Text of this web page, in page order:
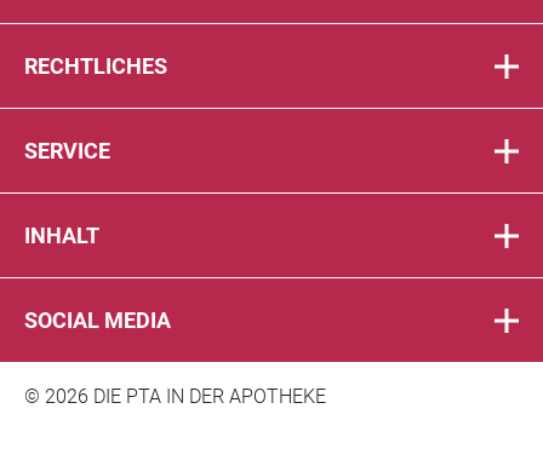
RECHTLICHES
SERVICE
INHALT
SOCIAL MEDIA
© 2026 DIE PTA IN DER APOTHEKE